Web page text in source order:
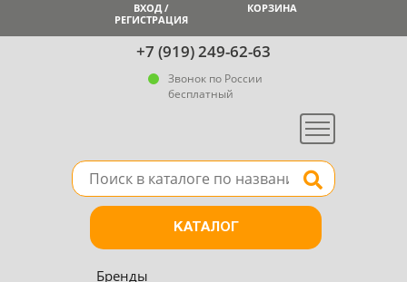
+7 (919) 249-62-63
Звонок по России
бесплатный
Меню
ВХОД /
РЕГИСТРАЦИЯ
КОРЗИНА
Поле для поиска товара в каталоге Найти
КАТАЛОГ
Бренды